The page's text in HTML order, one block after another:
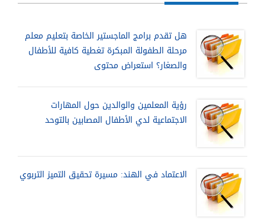
هل تقدم برامج الماجستير الخاصة بتعليم معلم
مرحلة الطفولة المبكرة تغطية كافية للأطفال
والصغار؟ استعراض محتوى
رؤية المعلمين والوالدين حول المهارات
الاجتماعية لدي الأطفال المصابين بالتوحد
الاعتماد في الهند: مسيرة تحقيق التميز التربوي